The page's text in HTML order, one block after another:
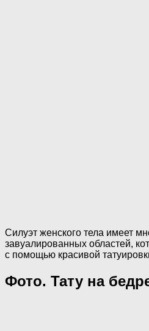
Силуэт женского тела имеет
завуалированных областей,
с помощью красивой
Фото. Тату на